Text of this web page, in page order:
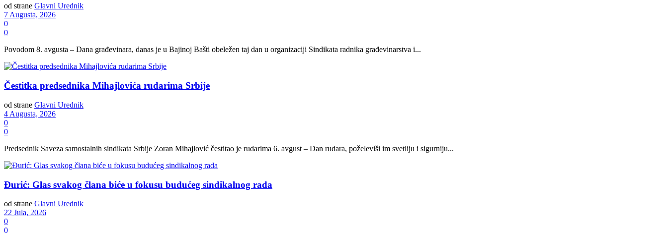
od strane Glavni Urednik
7 Augusta, 2026
0
0
Povodom 8. avgusta – Dana građevinara, danas je u Bajinoj Bašti obeležen taj dan u organizaciji Sindikata radnika građevinarstva i...
Čestitka predsednika Mihajlovića rudarima Srbije
od strane Glavni Urednik
4 Augusta, 2026
0
0
Predsednik Saveza samostalnih sindikata Srbije Zoran Mihajlović čestitao je rudarima 6. avgust – Dan rudara, poželeviši im svetliju i sigurniju...
Đurić: Glas svakog člana biće u fokusu budućeg sindikalnog rada
od strane Glavni Urednik
22 Jula, 2026
0
0